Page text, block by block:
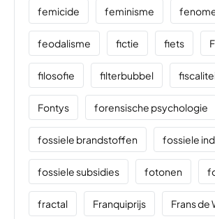
femicide feminisme
feodalisme fictie fiets
filosofie filterbubbel
Fontys forensische psychologie
fossiele brandstoffen fossiele
fossiele subsidies fotonen
fractal Franquiprijs Frans de